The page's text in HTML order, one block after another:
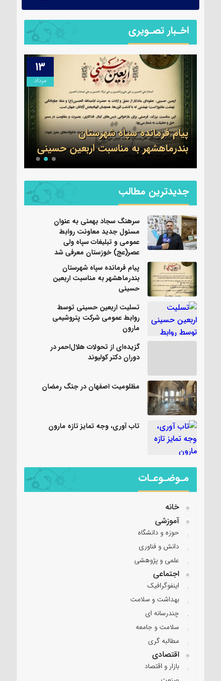
اخـبار تصـویری
۱۳
مرداد
پیام فرمانده سپاه شهرستان
بندرماهشهر به مناسبت اربعین حسینی
جدیدترین مطالب
سرهنگ سجاد بهمئی به عنوان
مسئول جدید معاونت روابط
عمومی و تبلیغات سپاه ولی
عصر(عج) خوزستان معرفی شد
پیام فرمانده سپاه شهرستان
بندرماهشهر به مناسبت اربعین
حسینی
تسلیت اربعین حسینی توسط
روابط عمومی شرکت پتروشیمی
مارون
گزیده‌ای از تحولات هلال‌احمر در
دوران دکتر کولیوند
مظلومیت اصفهان در جنگ رمضان
تاب آوری، وجه تمایز تازه مارون
مـوضـوعـات
خانه
آموزشی
حوزه و دانشگاه
دانش و فناوری
علمی و پژوهشی
اجتماعی
اینفوگرافیک
بهداشت و سلامت
چندرسانه ای
سلامت و جامعه
مطالبه گری
اقتصادی
بازار و اقتصاد